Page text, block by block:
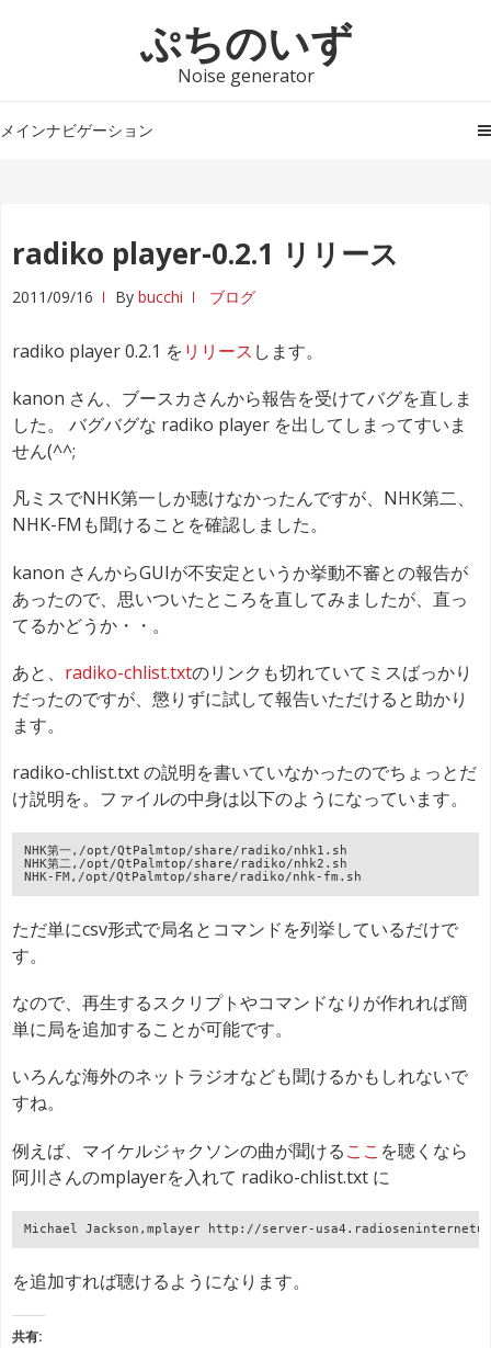
シ
キ
ッ
ツ
プ
ぷちのいず
Noise generator
メインナビゲーション
radiko player-0.2.1 リリース
2011/09/16 By bucchi ブログ
radiko player 0.2.1 をリリース します。
kanon さん、ブースカさんから報告を受けてバグを直しま
した。 バグバグな radiko player を出してしまってすいま
せん(^^;
凡ミスでNHK第一しか聴けなかったんですが、NHK第二、
NHK-FMも聞けることを確認しました。
kanon さんからGUIが不安定というか挙動不審との報告が
あったので、思いついたところを直してみましたが、直っ
てるかどうか・・。
あと、 radiko-chlist.txtのリンクも切れていてミスばっかり
だったのですが、懲りずに試して報告いただけると助かり
ます。
radiko-chlist.txt の説明を書いていなかったのでちょっとだ
け説明を。ファイルの中身は以下のようになっています。
NHK第一,/opt/QtPalmtop/share/radiko/nhk1.sh
NHK第二,/opt/QtPalmtop/share/radiko/nhk2.sh
NHK-FM,/opt/QtPalmtop/share/radiko/nhk-fm.sh
ただ単にcsv形式で局名とコマンドを列挙しているだけで
す。
なので、再生するスクリプトやコマンドなりが作れれば簡
単に局を追加することが可能です。
いろんな海外のネットラジオなども聞けるかもしれないで
すね。
例えば、マイケルジャクソンの曲が聞けるここ を聴くなら
阿川さんのmplayerを入れて radiko-chlist.txt に
Michael Jackson,mplayer http://server-
を追加すれば聴けるようになります。
共有: